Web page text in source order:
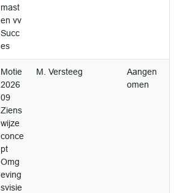
mast
en vv
Succ
es
Motie
2026
09
Ziens
wijze
conce
pt
Omg
eving
svisie
M. Versteeg
Aangen
omen